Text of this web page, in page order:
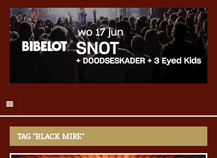
TAG "BLACK MIRE"